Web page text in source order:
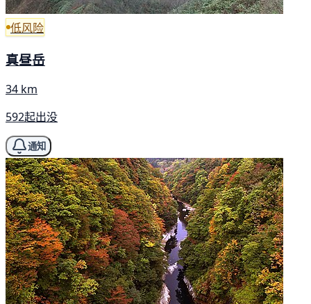
低风险
真昼岳
34 km
592起出没
通知